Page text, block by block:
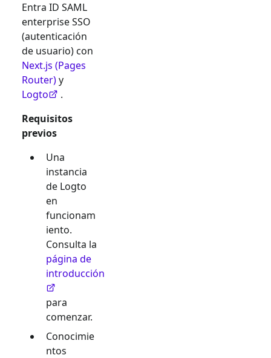
Entra ID SAML
enterprise SSO
(autenticación
de usuario) con
Next.js (Pages
Router)y
Logto
.
Requisitos
previos
Una
instancia
de Logto
en
funcionam
iento.
Consulta la
página de
introducción
para
comenzar.
Conocimie
ntos